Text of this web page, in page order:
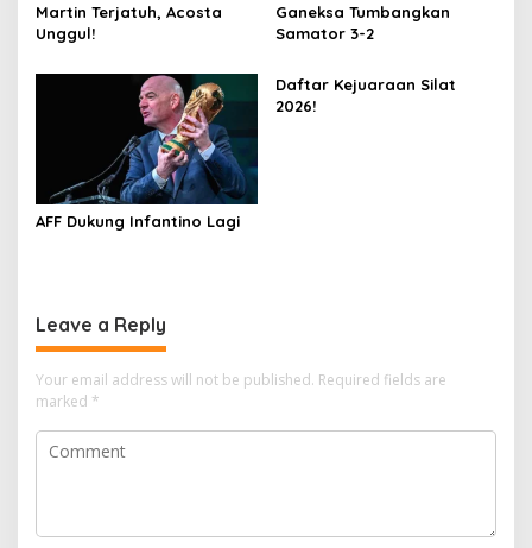
Martin Terjatuh, Acosta
Unggul!
Ganeksa Tumbangkan
Samator 3-2
AFF Dukung Infantino Lagi
Daftar Kejuaraan Silat
2026!
Leave a Reply
Your email address will not be published. Required fields are
marked *